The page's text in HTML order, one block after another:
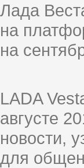
Лада
на
на
LADA
августе
новости,
для